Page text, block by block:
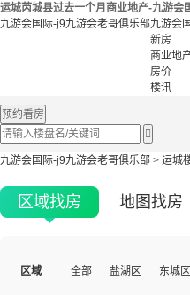
运城芮城县过去一个月商业地产-九游会
九游会国际-j9九游会老哥俱乐部九游会
新房
商业地
房价
楼讯
预约看房

九游会国际-j9九游会老哥俱乐部 > 运城
区域找房 地图找房
区域 全部 盐湖区 东城区